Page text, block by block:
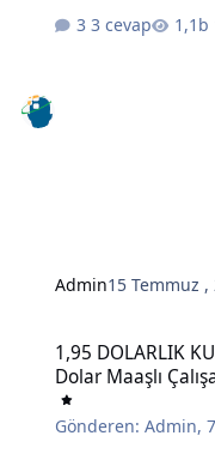
3 cevap
Admin15 Temmuz ,
1,95 DOLARLIK
Dolar Maaşlı
Gönderen:Admin,